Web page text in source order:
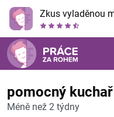
Zkus vyladěnou
pomocný kuchař
Méně než 2 týdny